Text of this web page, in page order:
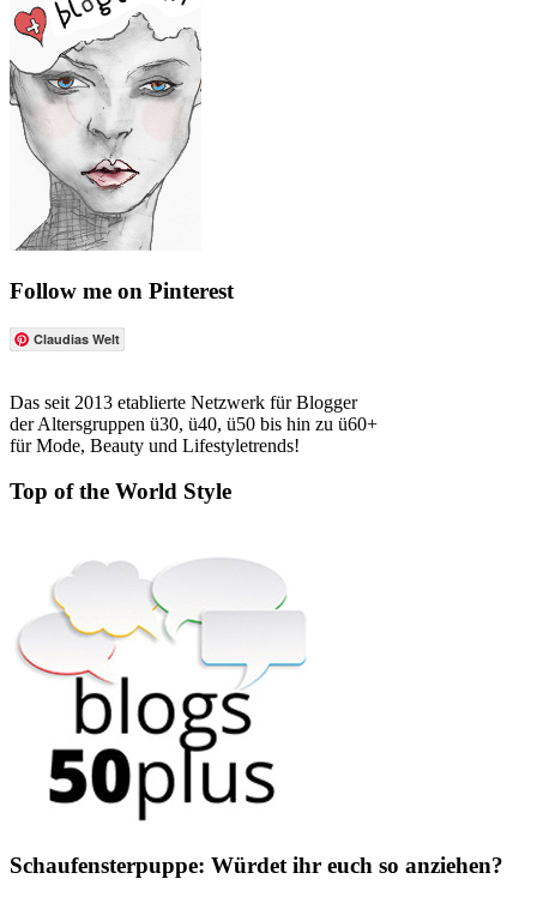
Follow me on Pinterest
Claudias Welt
Das seit 2013 etablierte Netzwerk für Blogger
der Altersgruppen ü30, ü40, ü50 bis hin zu ü60+
für Mode, Beauty und Lifestyletrends!
Top of the World Style
Schaufensterpuppe: Würdet ihr euch so anziehen?